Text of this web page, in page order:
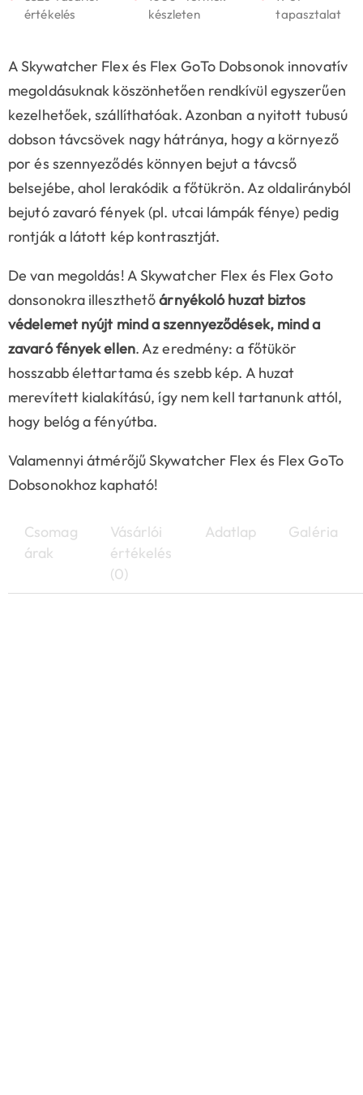
értékelés
készleten
tapasztalat
A Skywatcher Flex és Flex GoTo Dobsonok innovatív
megoldásuknak köszönhetően rendkívül egyszerűen
kezelhetőek, szállíthatóak. Azonban a nyitott tubusú
dobson távcsövek nagy hátránya, hogy a környező
por és szennyeződés könnyen bejut a távcső
belsejébe, ahol lerakódik a főtükrön. Az oldalirányból
bejutó zavaró fények (pl. utcai lámpák fénye) pedig
rontják a látott kép kontrasztját.
De van megoldás! A Skywatcher Flex és Flex Goto
donsonokra illeszthetőárnyékoló huzat biztos
védelemet nyújt mind a szennyeződések, mind a
zavaró fények ellen. Az eredmény: a főtükör
hosszabb élettartama és szebb kép. A huzat
merevített kialakítású, így nem kell tartanunk attól,
hogy belóg a fényútba.
Valamennyi átmérőjű Skywatcher Flex és Flex GoTo
Dobsonokhoz kapható!
Csomag
árak
Vásárlói
értékelés
(0)
Adatlap Galéria